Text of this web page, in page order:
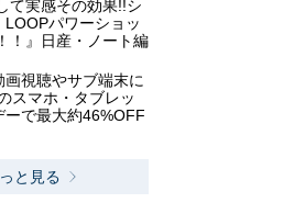
て実感その効果!!シ
パワーショッ
！』日産・ノート編
画視聴やサブ端末に
スマホ・タブレッ
ーで最大約46%OFF
と見る